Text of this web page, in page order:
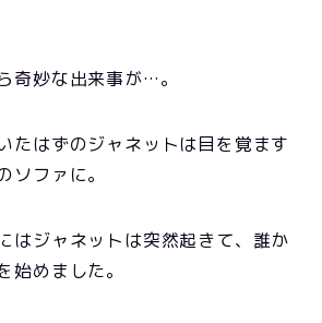
奇妙な出来事が…。
たはずのジャネットは目を覚ます
ソファに。
はジャネットは突然起きて、誰か
始めました。